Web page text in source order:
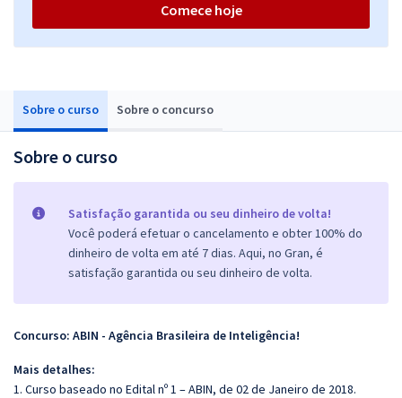
Sobre o curso Sobre o concurso
Sobre o curso
Satisfação garantida ou seu dinheiro de volta!
Você poderá efetuar o cancelamento e obter 100% do
dinheiro de volta em até 7 dias. Aqui, no Gran, é
satisfação garantida ou seu dinheiro de volta.
Concurso: ABIN - Agência Brasileira de Inteligência!
Mais detalhes:
1. Curso baseado no Edital nº 1 – ABIN, de 02 de Janeiro de 2018.
Comece hoje